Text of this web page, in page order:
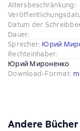
Altersbeschränkung:
Datum der
Dauer:
Sprecher: Юрий
Rechteinhaber:
Юрий Мироненко
Download-Format:
Andere